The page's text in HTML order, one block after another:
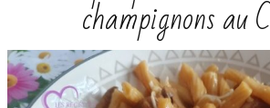
champignons au